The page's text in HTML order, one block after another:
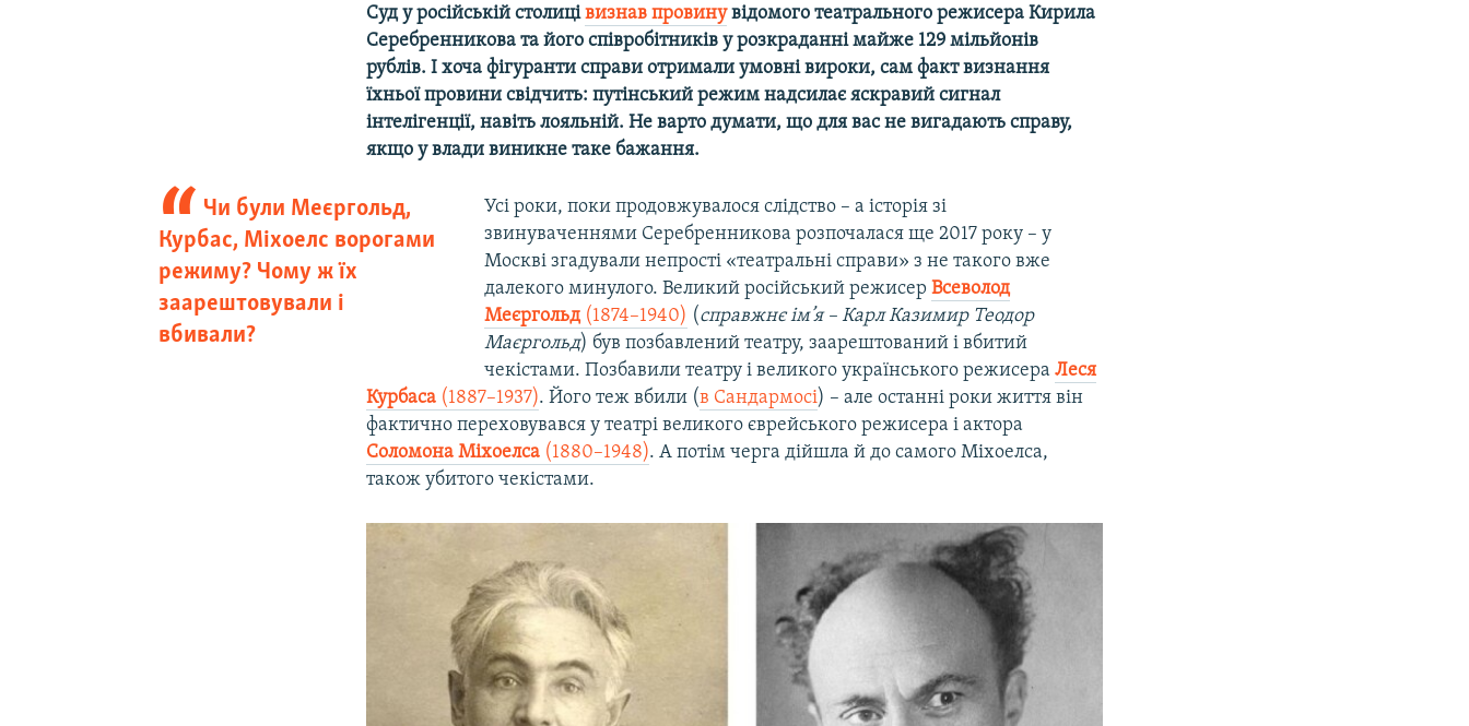
Суд у російській столицівизнав провинувідомого театрального режисера Кирила
Серебренникова та його співробітників у розкраданні майже 129 мільйонів
рублів. І хоча фігуранти справи отримали умовні вироки, сам факт визнання
їхньої провини свідчить: путінський режим надсилає яскравий сигнал
інтелігенції, навіть лояльній. Не варто думати, що для вас не вигадають справу,
якщо у влади виникне таке бажання.
Чи були Меєргольд,
Курбас, Міхоелс ворогами
режиму? Чому ж їх
заарештовували і
вбивали?
Усі роки, поки продовжувалося слідство – а історія зі
звинуваченнями Серебренникова розпочалася ще 2017 року – у
Москві згадували непрості «театральні справи» з не такого вже
далекого минулого. Великий російський режисер Всеволод
Меєргольд(1874–1940) (справжнє ім’я – Карл Казимир Теодор
Маєргольд) був позбавлений театру, заарештований і вбитий
чекістами. Позбавили театру і великого українського режисера Леся
Курбаса (1887–1937). Його теж вбили (в Сандармосі) – але останні роки життя він
фактично переховувався у театрі великого єврейського режисера і актора
Соломона Міхоелса (1880–1948). А потім черга дійшла й до самого Міхоелса,
також убитого чекістами.